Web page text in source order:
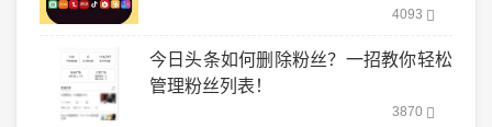
4093
今日头条如何删除粉丝？一招教你轻松
管理粉丝列表！
3870